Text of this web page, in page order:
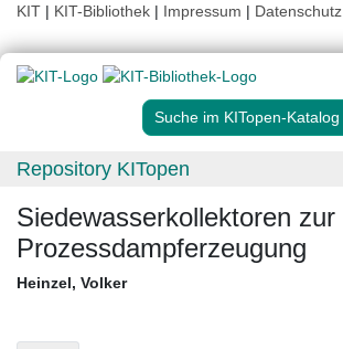
KIT | KIT-Bibliothek | Impressum | Datenschutz
Suche im KITopen-Katalog
Repository KITopen
Siedewasserkollektoren zur
Prozessdampferzeugung
Heinzel, Volker